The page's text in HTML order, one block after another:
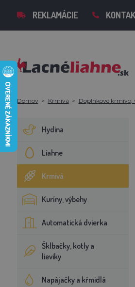
REKLAMÁCIE
Domov Krmivá Doplnkové
Hydina
Liahne
Krmivá
Kuríny, výbehy
Automatická dvierka
Šklbačky, kotly a
lieviky
Napájačky a kŕmidlá